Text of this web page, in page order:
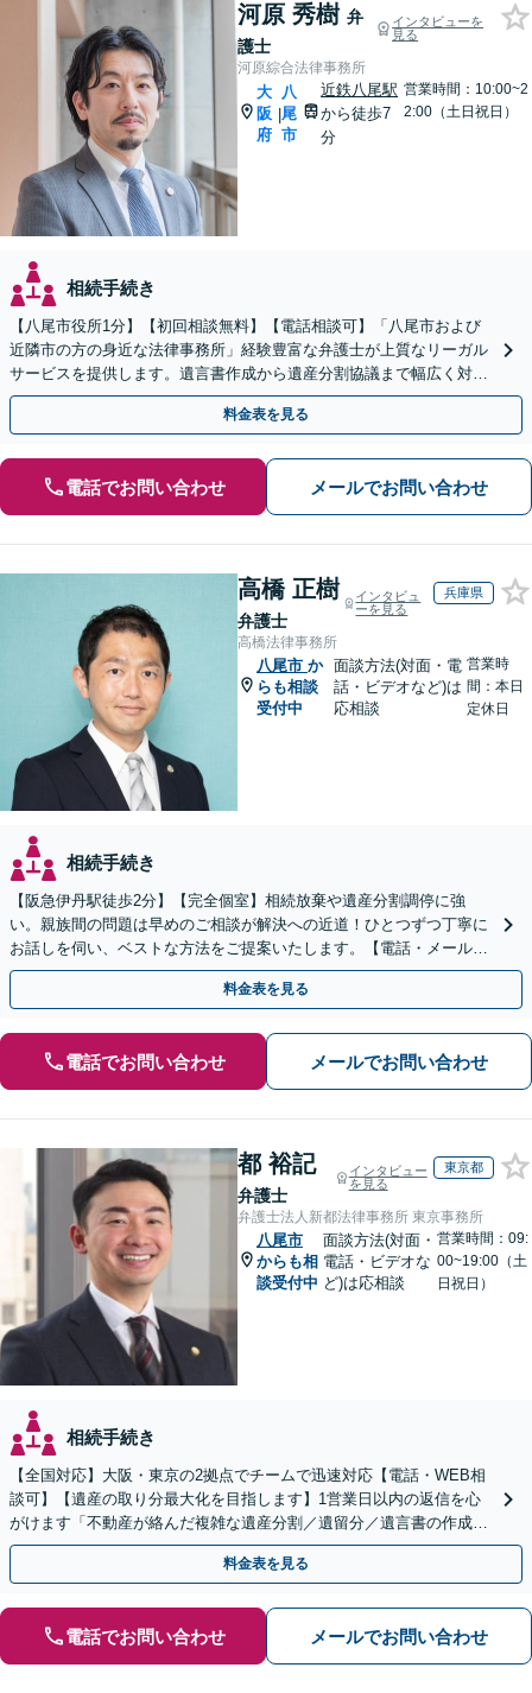
河原 秀樹 弁
護士
インタビューを
見る
河原綜合法律事務所
大
阪
府
|
八
尾
市
近鉄八尾駅
から徒歩7
分
営業時間：10:00~2
2:00（土日祝日）
相続手続き
【八尾市役所1分】【初回相談無料】【電話相談可】「八尾市および
近隣市の方の身近な法律事務所」経験豊富な弁護士が上質なリーガル
サービスを提供します。遺言書作成から遺産分割協議まで幅広く対応
「他士業と連携してスムーズな解決」【休日・夜間相談可】
料金表を見る
電話でお問い合わせ メールでお問い合わせ
高橋 正樹
弁護士
インタビュ
ーを見る
兵庫県
高橋法律事務所
八尾市 か
らも相談
受付中
面談方法(対面・電
話・ビデオなど)は
応相談
営業時
間：本日
定休日
相続手続き
【阪急伊丹駅徒歩2分】【完全個室】相続放棄や遺産分割調停に強
い。親族間の問題は早めのご相談が解決への近道！ひとつずつ丁寧に
お話しを伺い、ベストな方法をご提案いたします。【電話・メール相
談初回無料】【休日夜間対応可】【オンライン可能】
料金表を見る
電話でお問い合わせ メールでお問い合わせ
都 裕記
弁護士
インタビュー
を見る
東京都
弁護士法人新都法律事務所 東京事務所
八尾市
からも相
談受付中
面談方法(対面・
電話・ビデオな
ど)は応相談
営業時間：09:
00~19:00（土
日祝日）
相続手続き
【全国対応】大阪・東京の2拠点でチームで迅速対応【電話・WEB相
談可】【遺産の取り分最大化を目指します】1営業日以内の返信を心
がけます「不動産が絡んだ複雑な遺産分割／遺留分／遺言書の作成・
執行／事業承継など、お任せください」【休日相談あり】
料金表を見る
電話でお問い合わせ メールでお問い合わせ